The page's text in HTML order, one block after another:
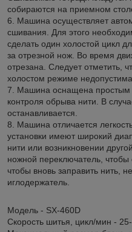
собираются на приемном
6. Машина осуществляет
сшивания. Для этого
сделать один холостой цикл
за отрезной нож. Во время
отрезана. Следует отметить,
холостом режиме недопустима.
7. Машина оснащена простым
контроля обрыва нити. В
останавливается.
8. Машина отличается
установки имеют широкий
нити или возникновении
ножной переключатель, чтобы
чтобы вновь заправить нить,
иглодержатель.
Модель - SX-460D
Скорость шитья, цикл/мин -